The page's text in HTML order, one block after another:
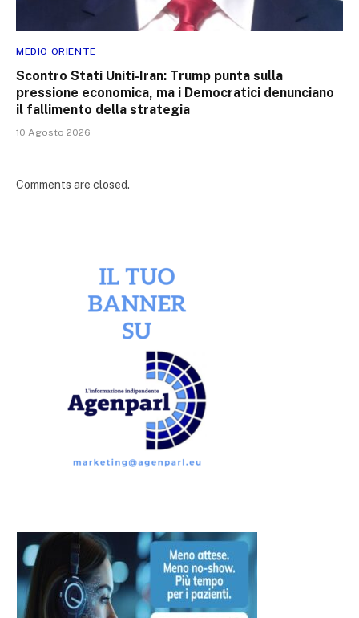
MEDIO ORIENTE
Scontro Stati Uniti-Iran: Trump punta sulla
pressione economica, ma i Democratici denunciano
il fallimento della strategia
10 Agosto 2026
Comments are closed.